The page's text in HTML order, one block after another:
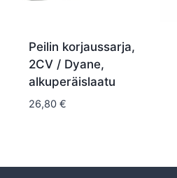
Peilin korjaussarja,
2CV / Dyane,
alkuperäislaatu
26,80 €